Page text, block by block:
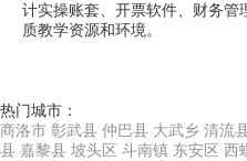
计实操账套、开票软件、财务管
质教学资源和环境。
热门城市：
商洛市 彰武县 仲巴县 大武乡 清流
县 嘉黎县 坡头区 斗南镇 东安区 西